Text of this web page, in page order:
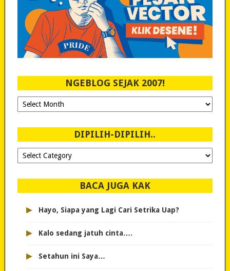
NGEBLOG SEJAK 2007!
Ngeblog
Sejak
DIPILIH-DIPILIH..
Dipilih-
dipilih..
BACA JUGA KAK
▸ Hayo, Siapa yang Lagi Cari Setrika Uap?
▸ Kalo sedang jatuh cinta….
▸ Setahun ini Saya…